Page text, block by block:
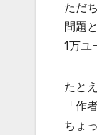
ただ
問題
1万ユ
たと
「作
ちょ